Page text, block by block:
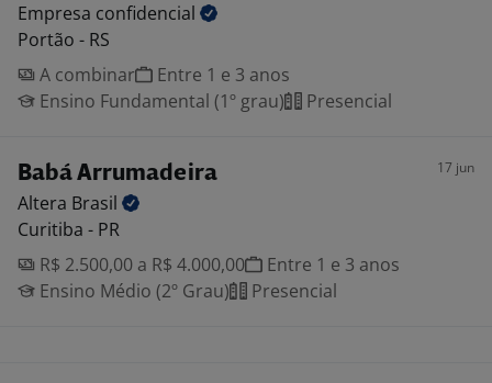
Empresa confidencial
Portão - RS
A combinar
Entre 1 e 3 anos
Ensino Fundamental (1º grau)
Presencial
Babá Arrumadeira 17 jun
Altera Brasil
Curitiba - PR
R$ 2.500,00 a R$ 4.000,00
Entre 1 e 3 anos
Ensino Médio (2º Grau)
Presencial